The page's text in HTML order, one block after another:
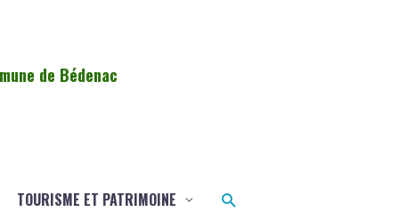
de Bédenac
TOURISME ET PATRIMOINE Rechercher